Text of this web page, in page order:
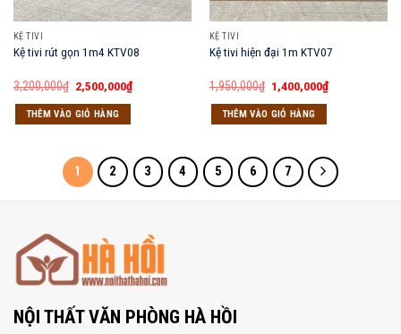
KỆ TIVI
Kệ tivi rút gọn 1m4 KTV08
3,200,000₫ Giá
gốc
là:
3,200,000₫.
2,500,000₫Giá
hiện
THÊM VÀO GIỎ HÀNG
KỆ TIVI
Kệ tivi hiện đại 1m KTV07
1,950,000₫ Giá
gốc
là:
1,950,000₫.
1,400,000₫Giá
hiện
THÊM VÀO GIỎ HÀNG
1 2 3 4 5 6 7
NỘI THẤT VĂN PHÒNG HÀ HỒI